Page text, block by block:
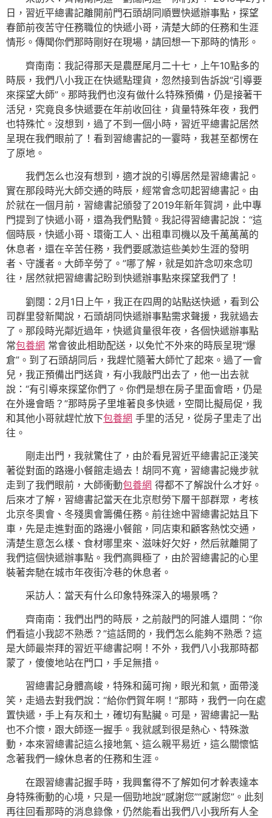
日，習近平總書記離開前門石頭胡同順豐快遞辦事點，探望
春節前夜苦守任務職位的快遞小哥，清楚大師的任務和生涯
情形。傳聞你們那時剛好在現場，請回想一下那時的情形。
齊南南：我記得那天是農歷尾月二十七，上午10點多的
時辰，我們八小我正在快遞點理貨，忽然接到告訴說“引導要
來探望大師”。那時我們也沒有做什么特殊預備，仍是接著干
活兒，究竟良多快遞要在年前收回往，貨量特殊年夜，我們
也特殊忙。沒想到，過了不到一個小時，習近平總書記居然
呈現在我們眼前了！看到習總書記的一霎時，我甚至都愣在
了原地。
我們怎么也沒有想到，適才說的引導居然是習總書記。
實在那段時光大師交通的時辰，經常會念叨起習總書記。由
於就在一個月前，習總書記頒發了2019年新年賀詞，此中專
門提到了快遞小哥，還為我們點贊。我記得習總書記說：“這
個時辰，快遞小哥、環衛工人、出租車司機以及千萬萬萬的
休息者，還在辛苦任務，我們要感激這些美妙生涯的發明
者、守護者。大師辛勞了。”哪了解，就是如許念叨來念叨
往，居然就把習總書記盼到快遞辦事點來探望我們了！
劉闊：2月1日上午，我正在四周的站點送快遞，看到公
司群里發新聞說，石頭胡同快遞辦事點需求聲援，我就過去
了。那段時光鄰近過年，快遞貨量很年夜，各個快遞辦事點
常包養網 常會彼此相助配送，以免忙不外來的時辰呈現“爆
倉”。到了石頭胡同后，我趕忙隨著大師忙了起來。過了一會
兒，我正預備出門送貨，有小我敲門出去了，他一出去就
說：“有引導來探望你們了。你們是想在房子里面會晤，仍是
在外邊會晤？”那時房子里堆著良多快遞，空間比擬局促，我
和其他小哥就趕忙放下包養網 手里的活兒，從房子里走了出
往。
剛走出門，我就驚住了，由於看見習近平總書記正淺笑
著從對面的路邊小餐館走過去！胡同不寬，習總書記幾步就
走到了我們眼前，大師衝動包養網 得都不了解說什么才好。
后來才了解，習總書記當天在北京慰勞下層干部群眾，考核
北京冬奧會、冬殘奧會籌備任務。前往途中習總書記姑且下
車，先是走進對面的路邊小餐館，同店東和顧客熱忱交通，
清楚生意怎么樣、食材哪里來、滋味好欠好，然后就離開了
我們這個快遞辦事點。我們高興極了，由於習總書記的心里
裝著奔馳在城市年夜街冷巷的休息者。
采訪人：當天有什么印象特殊深入的場景嗎？
齊南南：我們出門的時辰，之前敲門的阿誰人還問：“你
們看這小我認不熟悉？”這話問的，我們怎么能夠不熟悉？這
是大師最崇拜的習近平總書記啊！不外，我們八小我那時都
蒙了，傻傻地站在門口，手足無措。
習總書記身體高峻，特殊和藹可掬，眼光和氣，面帶淺
笑，走過去對我們說：“給你們賀年啊！”那時，我們一向在處
置快遞，手上有灰和土，確切有點臟。可是，習總書記一點
也不介懷，跟大師逐一握手。我就感到很是熱心、特殊激
動，本來習總書記這么接地氣、這么親平易近，這么關懷惦
念著我們一線休息者的任務和生涯。
在跟習總書記握手時，我興奮得不了解如何才幹表達本
身特殊衝動的心境，只是一個勁地說“感謝您”“感謝您”。此刻
再往回看那時的消息錄像，仍然能看出我們八小我所有人全